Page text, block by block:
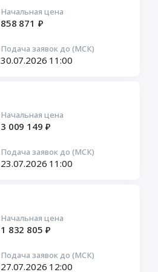
Начальная цена
858 871 ₽
Подача заявок до (МСК)
30.07.2026 11:00
Начальная цена
3 009 149 ₽
Подача заявок до (МСК)
23.07.2026 11:00
Начальная цена
1 832 805 ₽
Подача заявок до (МСК)
27.07.2026 12:00